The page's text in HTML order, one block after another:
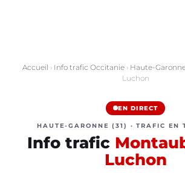
Accueil › Info trafic Occitanie › Haute-
Luchon
EN DIRECT
HAUTE-GARONNE (31) · TRAFIC EN
Info trafic
Luchon